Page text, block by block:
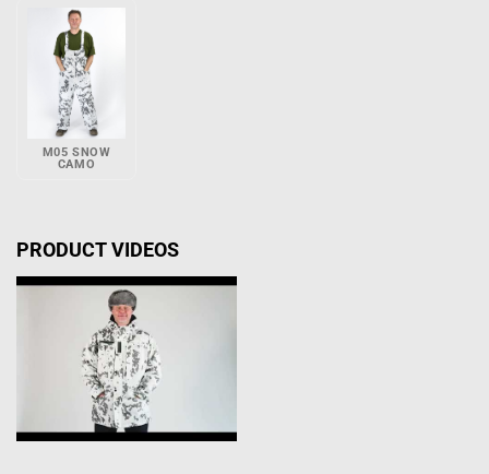
M05 SNOW
CAMO
PRODUCT VIDEOS